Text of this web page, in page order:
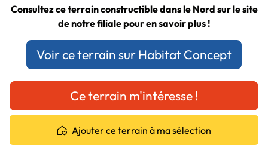
Consultez ce terrain constructible dans le Nord sur le site
de notre filiale pour en savoir plus !
Voir ce terrain sur Habitat Concept
Ce terrain m'intéresse !
Ajouter ce terrain à ma sélection